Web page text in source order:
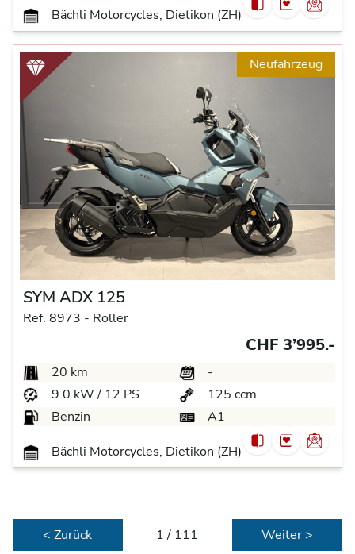
Bächli Motorcycles, Dietikon (ZH)
Neufahrzeug
SYM ADX 125
Ref. 8973 - Roller
CHF 3’995.-
20 km
-
9.0 kW / 12 PS
125 ccm
Benzin
A1
Bächli Motorcycles, Dietikon (ZH)
< Zurück 1 / 111 Weiter >